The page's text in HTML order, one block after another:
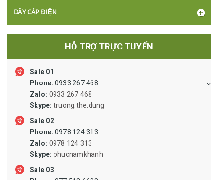
DÂY CÁP ĐIỆN
XI LANH ỐNG HƠI VAN LỌC VẬT TƯ KHÍ NÉN
KHỚP NỐI NHÔNG SÊN BĂNG TẢI PULLY
ỐNG THỦY LỰC, ỐNG SIPHON, ỐNG RUỘT GÀ LÕI THÉP, ỐNG
MỀM INOX DẪN DUNG DỊCH
VẬT TƯ VAN ĐƯỜNG ỐNG, MẶT BÍCH
VẬT TƯ BẢO HỘ LAO ĐỘNG
HỖ TRỢ TRỰC TUYẾN
Sale 01
Phone: 0933 267 468
Zalo: 0933 267 468
Skype: truong.the.dung
Sale 02
Phone: 0978 124 313
Zalo: 0978 124 313
Skype: phucnamkhanh
Sale 03